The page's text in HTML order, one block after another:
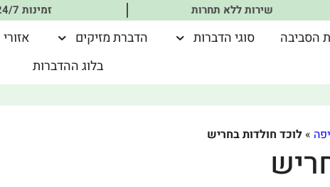
שירות ללא תחרות זמינות 24/7
הסביבה סוגי הדברות הדברת מזיקים
בלוג ההדברות
»לוכד חולדות בחריש